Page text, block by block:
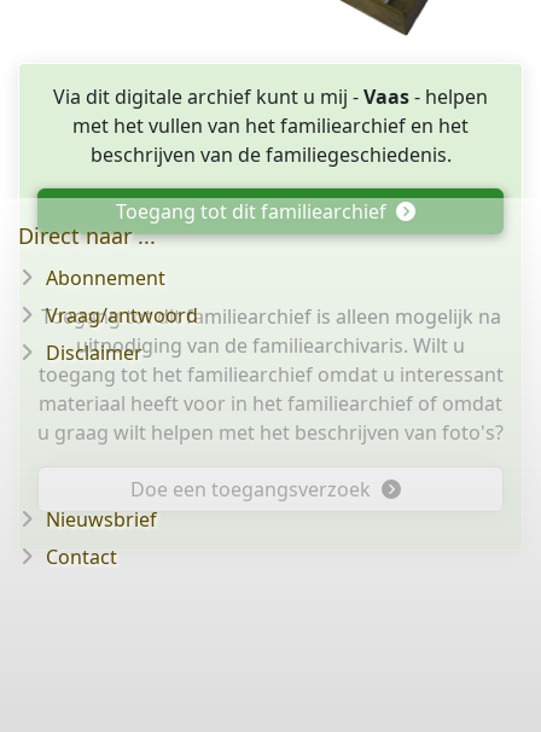
Via dit digitale archief kunt u mij -Vaas- helpen
met het vullen van het familiearchief en het
beschrijven van de familiegeschiedenis.
Toegang tot dit familiearchief
Toegang tot dit familiearchief is alleen mogelijk na
uitnodiging van de familiearchivaris. Wilt u
toegang tot het familiearchief omdat u interessant
materiaal heeft voor in het familiearchief of omdat
u graag wilt helpen met het beschrijven van foto's?
Doe een toegangsverzoek
Direct naar ...
Abonnement
Vraag/antwoord
Disclaimer
Nieuwsbrief
Contact